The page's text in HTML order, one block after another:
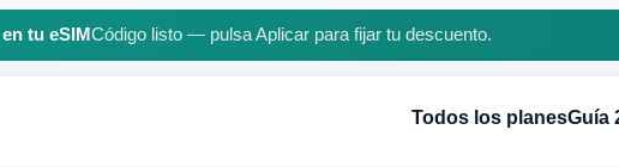
tu eSIMCódigo listo — pulsa Aplicar para fijar tu descuento.
Todos los planesGuía